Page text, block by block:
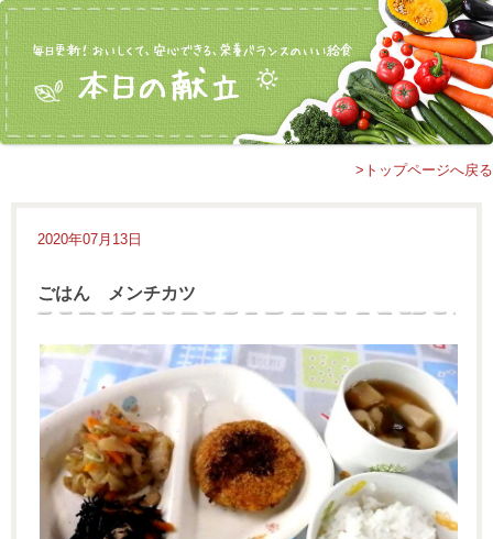
>トップページへ戻る
2020年07月13日
ごはん メンチカツ